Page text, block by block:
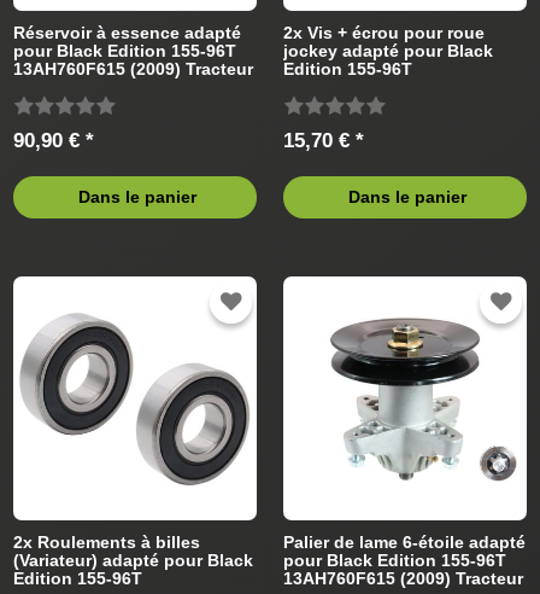
Réservoir à essence adapté
pour Black Edition 155-96T
13AH760F615 (2009) Tracteur
90,90 € *
Dans le panier
2x Vis + écrou pour roue
jockey adapté pour Black
Edition 155-96T
de pelouse
15,70 € *
Dans le panier
2x Roulements à billes
(Variateur) adapté pour Black
Edition 155-96T
Palier de lame 6-étoile adapté
pour Black Edition 155-96T
13AH760F615 (2009) Tracteur